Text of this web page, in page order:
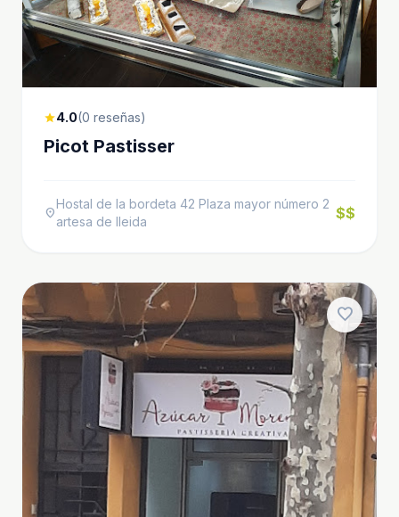
star4.0(0 reseñas)
Picot Pastisser
location_on
Hostal de la bordeta 42 Plaza mayor número 2
artesa de lleida
$$
favorite